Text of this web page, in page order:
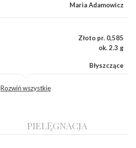
Maria Adamowicz
Złoto pr. 0,585
ok. 2.3 g
Błyszczące
ok. 2,4 mm
Rozwiń wszystkie
PIELĘGNACJA